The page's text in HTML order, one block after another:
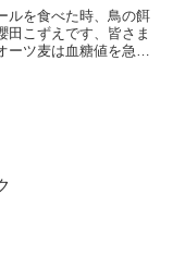
ルを食べた時、鳥の餌
田こずえです、皆さま
ーツ麦は血糖値を急上